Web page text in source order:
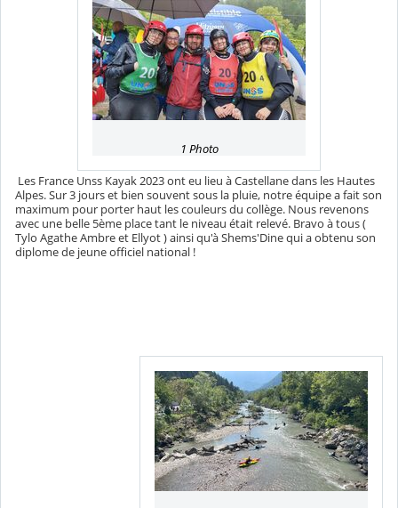
1 Photo
Les France Unss Kayak 2023 ont eu lieu à Castellane dans les Hautes
Alpes. Sur 3 jours et bien souvent sous la pluie, notre équipe a fait son
maximum pour porter haut les couleurs du collège. Nous revenons
avec une belle 5ème place tant le niveau était relevé. Bravo à tous (
Tylo Agathe Ambre et Ellyot ) ainsi qu'à Shems'Dine qui a obtenu son
diplome de jeune officiel national !